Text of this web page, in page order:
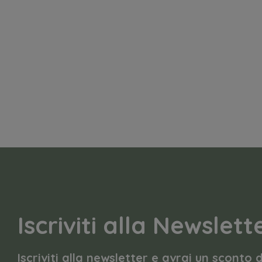
Iscriviti alla
Iscriviti alla newsletter e avrai un sconto